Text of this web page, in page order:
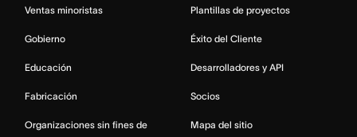
Ventas minoristas
Gobierno
Educación
Fabricación
Organizaciones sin fines de
Plantillas de proyectos
Éxito del Cliente
Desarrolladores y API
Socios
Mapa del sitio